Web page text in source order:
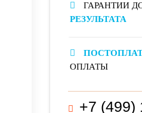
ГАРАНТИИ
РЕЗУЛЬТАТА
ОПЛАТЫ
+7 (499)